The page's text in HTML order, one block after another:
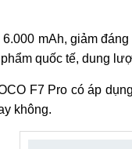
mAh, giảm
quốc tế, dung
F7 Pro có áp
không.